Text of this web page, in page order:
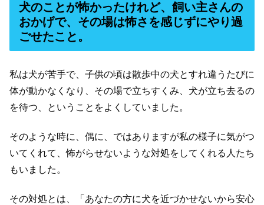
犬のことが怖かったけれど、飼い主さんの
おかげで、その場は怖さを感じずにやり過
ごせたこと。
私は犬が苦手で、子供の頃は散歩中の犬とすれ違うたびに
体が動かなくなり、その場で立ちすくみ、犬が立ち去るの
を待つ、ということをよくしていました。
そのような時に、偶に、ではありますが私の様子に気がつ
いてくれて、怖がらせないような対処をしてくれる人たち
もいました。
その対処とは、「あなたの方に犬を近づかせないから安心